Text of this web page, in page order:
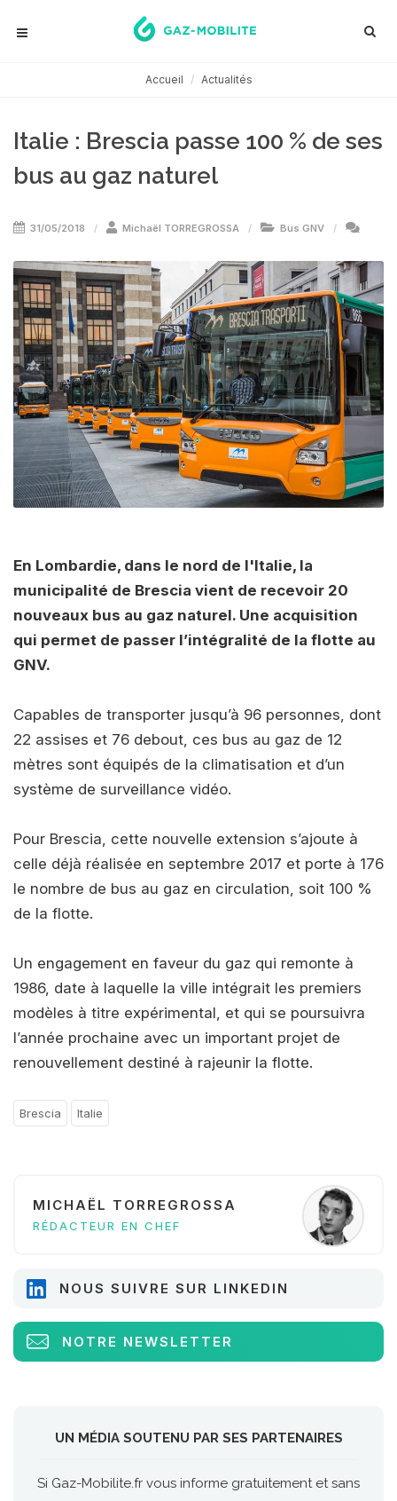
Accueil Actualités
Italie : Brescia passe 100 % de ses
bus au gaz naturel
31/05/2018 Michaël TORREGROSSA Bus GNV
En Lombardie, dans le nord de l'Italie, la
municipalité de Brescia vient de recevoir 20
nouveaux bus au gaz naturel. Une acquisition
qui permet de passer l’intégralité de la flotte au
GNV.
Capables de transporter jusqu’à 96 personnes, dont
22 assises et 76 debout, ces bus au gaz de 12
mètres sont équipés de la climatisation et d’un
système de surveillance vidéo.
Pour Brescia, cette nouvelle extension s’ajoute à
celle déjà réalisée en septembre 2017 et porte à 176
le nombre de bus au gaz en circulation, soit 100 %
de la flotte.
Un engagement en faveur du gaz qui remonte à
1986, date à laquelle la ville intégrait les premiers
modèles à titre expérimental, et qui se poursuivra
l’année prochaine avec un important projet de
renouvellement destiné à rajeunir la flotte.
Brescia Italie
MICHAËL TORREGROSSA
RÉDACTEUR EN CHEF
NOUS SUIVRE SUR LINKEDIN
NOTRE NEWSLETTER
UN MÉDIA SOUTENU PAR SES PARTENAIRES
Si Gaz-Mobilite.fr vous informe gratuitement et sans